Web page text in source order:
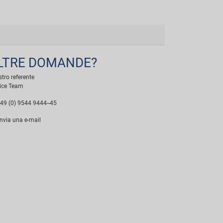
DOMANDE?
referente
Team
(0) 9544 9444--45
Invia una e-mail